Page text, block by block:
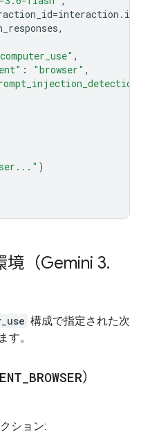
=interaction . id
,
,
: "browser" ,
)
境（Gemini 3.
構成で指定された次
す。
BROWSER）
ション: